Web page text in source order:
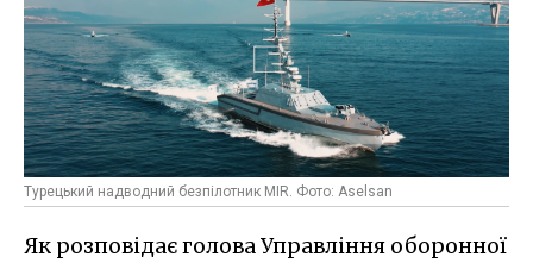
Турецький надводний безпілотник MIR. Фото: Aselsan
Як розповідає голова Управління оборонної